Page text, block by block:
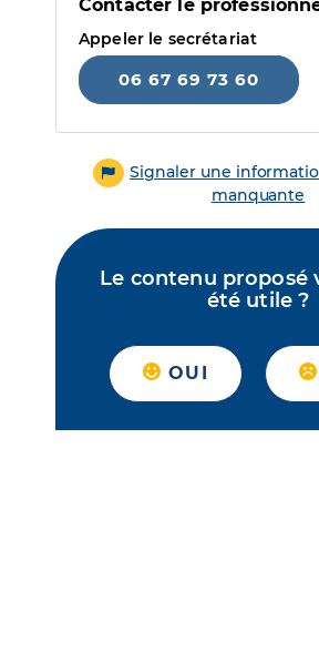
Contacter le
Appeler le secrétariat
06 67 69 73 60
Signaler une
manquante
Le contenu proposé
été utile ?
OUI